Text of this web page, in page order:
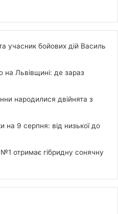
учасник бойових дій Василь
Львівщині: де зараз
народилися двійнята з
на 9 серпня: від низької до
отримає гібридну сонячну